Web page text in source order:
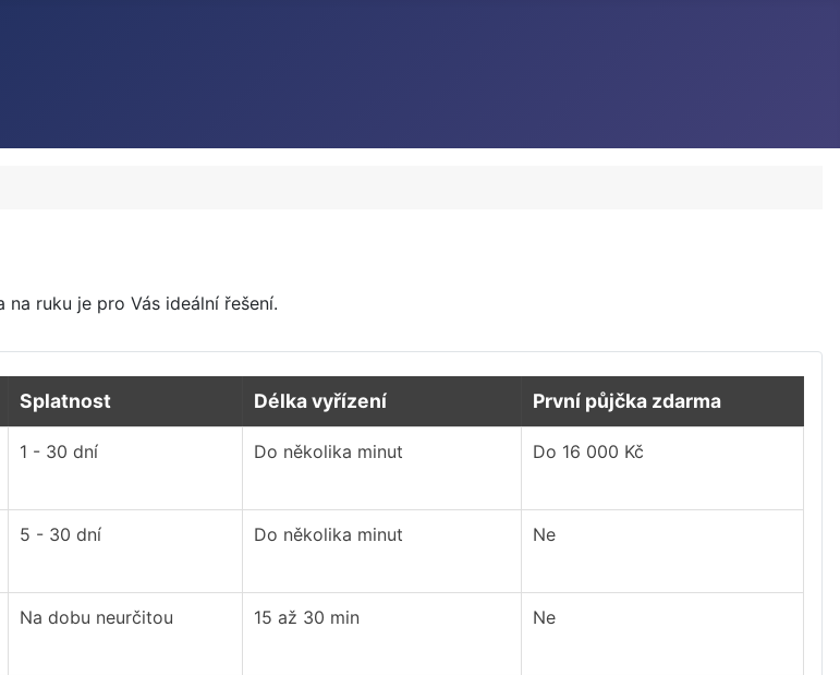
na ruku je pro Vás ideální řešení.
Splatnost Délka vyřízení První půjčka zdarma
1 - 30 dní Do několika minut Do 16 000 Kč
5 - 30 dní Do několika minut Ne
Na dobu neurčitou 15 až 30 min Ne